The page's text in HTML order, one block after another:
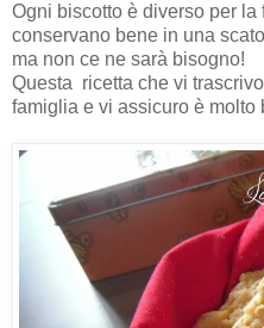
Ogni biscotto è diverso per la
conservano bene in una
ma non ce ne sarà bisogno!
Questa ricetta che vi
famiglia e vi assicuro è molto